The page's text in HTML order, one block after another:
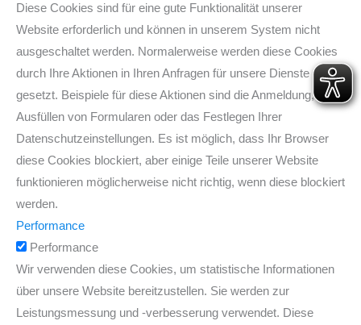
Diese Cookies sind für eine gute Funktionalität unserer
Website erforderlich und können in unserem System nicht
ausgeschaltet werden. Normalerweise werden diese Cookies
durch Ihre Aktionen in Ihren Anfragen für unsere Dienste
gesetzt. Beispiele für diese Aktionen sind die Anmeldung, das
Ausfüllen von Formularen oder das Festlegen Ihrer
Datenschutzeinstellungen. Es ist möglich, dass Ihr Browser
diese Cookies blockiert, aber einige Teile unserer Website
funktionieren möglicherweise nicht richtig, wenn diese blockiert
werden.
Performance
Performance
Wir verwenden diese Cookies, um statistische Informationen
über unsere Website bereitzustellen. Sie werden zur
Leistungsmessung und -verbesserung verwendet. Diese